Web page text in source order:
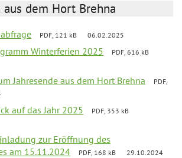
dem Hort Brehna
PDF, 121 kB 06.02.2025
Winterferien 2025
PDF, 616 kB
Jahresende aus dem Hort Brehna
PDF,
auf das Jahr 2025
PDF, 353 kB
zur Eröffnung des
am 15.11.2024
PDF, 168 kB 29.10.2024